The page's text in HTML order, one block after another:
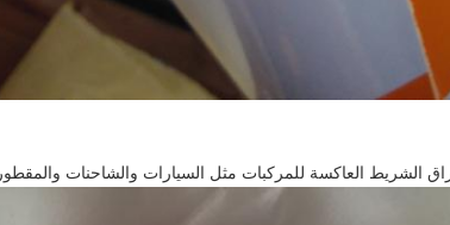
الشريط العاكسة للمركبات مثل السيارات والشاحنات